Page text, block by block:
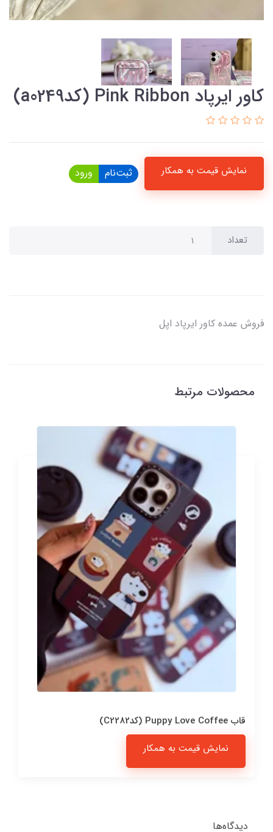
کاور ایرپاد Pink Ribbon (کدa0249)
نمایش قیمت به همکار ثبت‌نام ورود
تعداد
فروش عمده کاور ایرپاد اپل
محصولات مرتبط
قاب Puppy Love Coffee (کدC2282)
نمایش قیمت به همکار
دیدگاه‌ها